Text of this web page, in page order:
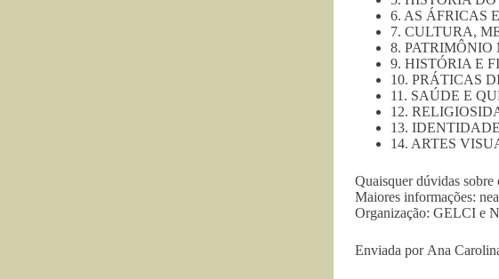
6. AS ÁFRICAS
7. CULTURA,
8.
9. HISTÓRIA E
10. PRÁTICAS
11. SAÚDE E
12.
13.
14. ARTES
Quaisquer dúvidas sobre
Maiores informações:
Organização: GELCI e
Enviada por Ana